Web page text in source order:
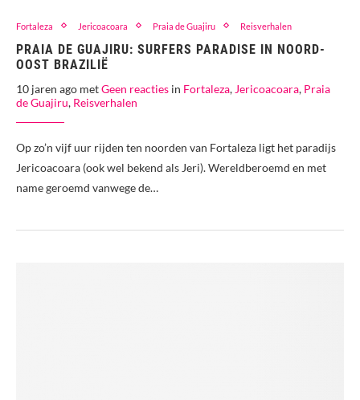
Fortaleza Jericoacoara Praia de Guajiru Reisverhalen
PRAIA DE GUAJIRU: SURFERS PARADISE IN NOORD-
OOST BRAZILIË
10 jaren ago metGeen reacties in Fortaleza, Jericoacoara, Praia
de Guajiru, Reisverhalen
Op zo’n vijf uur rijden ten noorden van Fortaleza ligt het paradijs
Jericoacoara (ook wel bekend als Jeri). Wereldberoemd en met
name geroemd vanwege de…